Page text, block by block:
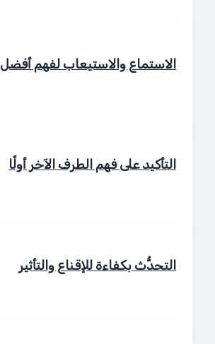
الاستماع والاستيعاب لفهم أفضل
التأكيد على فهم الطرف الآخر أولًا
التحدُّث بكفاءة للإقناع والتأثير